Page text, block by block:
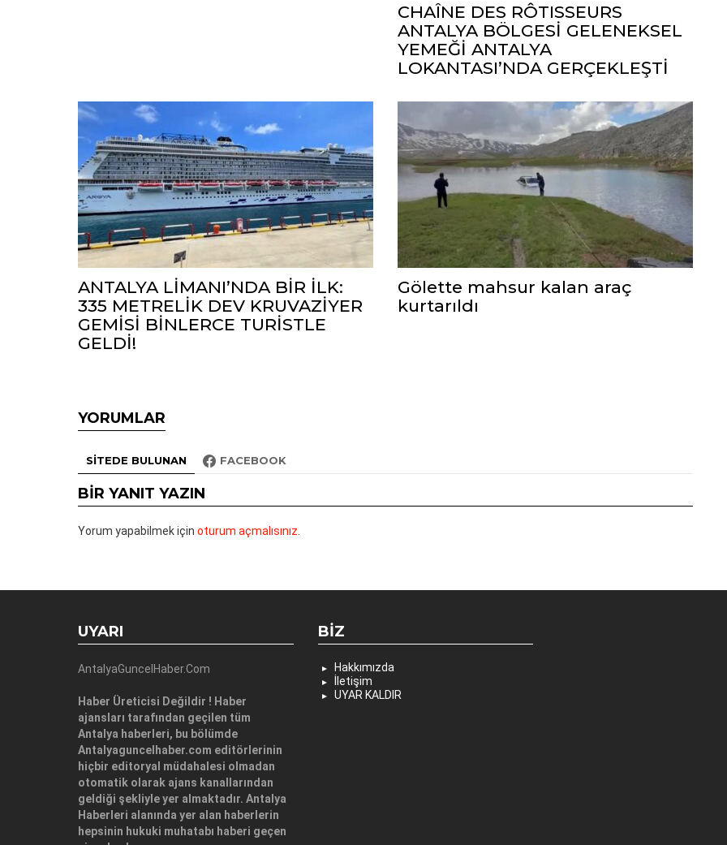
CHAÎNE DES RÔTISSEURS
ANTALYA BÖLGESİ GELENEKSEL
YEMEĞİ ANTALYA
LOKANTASI’NDA GERÇEKLEŞTİ
ANTALYA LİMANI’NDA BİR İLK:
335 METRELİK DEV KRUVAZİYER
GEMİSİ BİNLERCE TURİSTLE
GELDİ!
Gölette mahsur kalan araç
kurtarıldı
YORUMLAR
SITEDE BULUNAN FACEBOOK
BIR YANIT YAZIN
Yorum yapabilmek için oturum açmalısınız
UYARI
AntalyaGuncelHaber.Com
Haber Üreticisi Değildir ! Haber
ajansları tarafından geçilen tüm
Antalya haberleri, bu bölümde
Antalyaguncelhaber.com editörlerinin
hiçbir editoryal müdahalesi olmadan
otomatik olarak ajans kanallarından
geldiği şekliyle yer almaktadır. Antalya
Haberleri alanında yer alan haberlerin
hepsinin hukuki muhatabı haberi geçen
BIZ
Hakkımızda
İletişim
UYAR KALDIR